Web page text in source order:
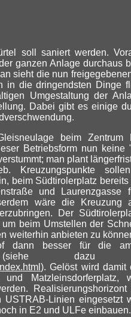
soll saniert werden.
ganzen Anlage durchaus
sieht die nun
in die dringendsten Dinge
Umgestaltung der
Dabei gibt es einige
beim Zentrum
Betriebsform nun keine
man plant
Kreuzungspunkte
beim Südtirolerplatz bereits
und Laurenzgasse
wäre die Kreuzung
Der
beim Umstellen der
weiterhin anbieten zu
dann besser für die
(siehe dazu
). Gelöst wird damit
Matzleinsdorferplatz,
Linien eingesetzt
in E2 und ULFe einbauen.